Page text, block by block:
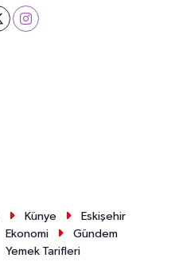
Künye
Eskişehir
Ekonomi
Gündem
Yemek Tarifleri